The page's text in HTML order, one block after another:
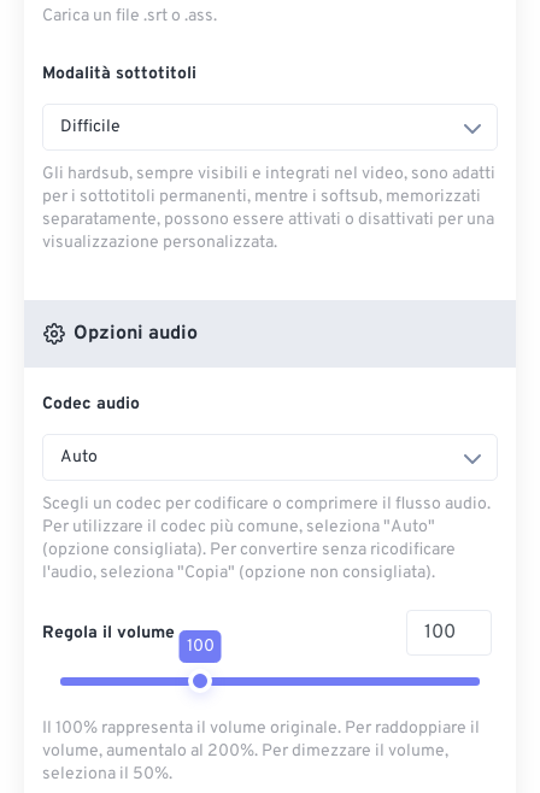
Carica un file .srt o .ass.
Modalità sottotitoli
Difficile
Gli hardsub, sempre visibili e integrati nel video, sono adatti
per i sottotitoli permanenti, mentre i softsub, memorizzati
separatamente, possono essere attivati ​​o disattivati ​​per una
visualizzazione personalizzata.
Opzioni audio
Codec audio
Auto
Scegli un codec per codificare o comprimere il flusso audio.
Per utilizzare il codec più comune, seleziona "Auto"
(opzione consigliata). Per convertire senza ricodificare
l'audio, seleziona "Copia" (opzione non consigliata).
Regola il volume
100
Il 100% rappresenta il volume originale. Per raddoppiare il
volume, aumentalo al 200%. Per dimezzare il volume,
seleziona il 50%.